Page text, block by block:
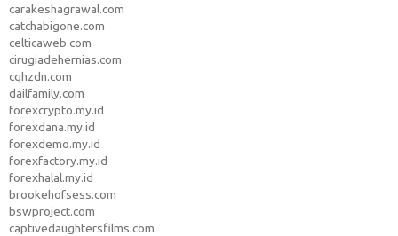
carakeshagrawal.com
catchabigone.com
celticaweb.com
cirugiadehernias.com
cqhzdn.com
dailfamily.com
forexcrypto.my.id
forexdana.my.id
forexdemo.my.id
forexfactory.my.id
forexhalal.my.id
brookehofsess.com
bswproject.com
captivedaughtersfilms.com